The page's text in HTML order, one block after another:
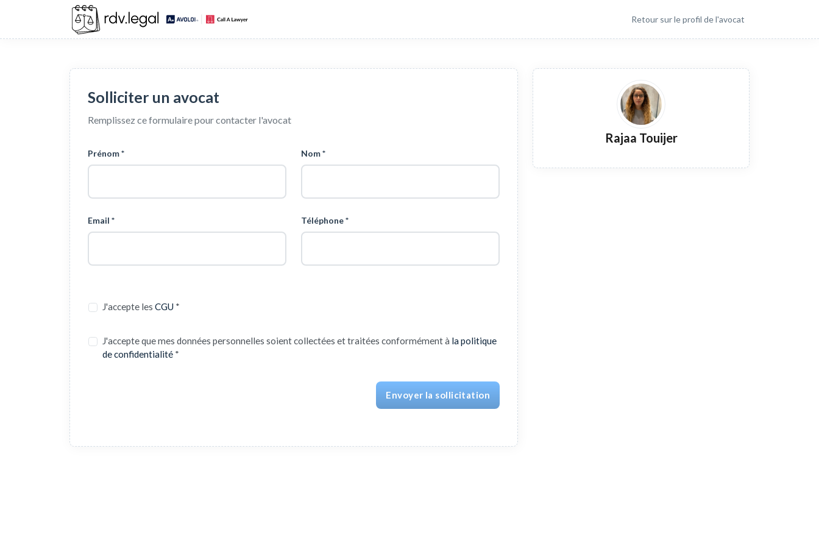
Retour sur le profil de l'avocat
Solliciter un avocat
Remplissez ce formulaire pour contacter l'avocat
Prénom * Nom *
Email * Téléphone *
J'accepte les CGU *
J'accepte que mes données personnelles soient collectées et traitées conformément à la politique
de confidentialité*
Envoyer la sollicitation
Rajaa Touijer